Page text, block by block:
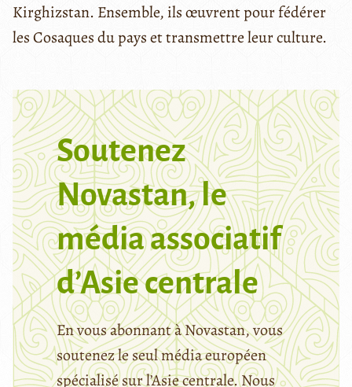
Kirghizstan. Ensemble, ils œuvrent pour fédérer
les Cosaques du pays et transmettre leur culture.
Soutenez
Novastan, le
média associatif
d’Asie centrale
En vous abonnant à Novastan, vous
soutenez le seul média européen
spécialisé sur l’Asie centrale. Nous